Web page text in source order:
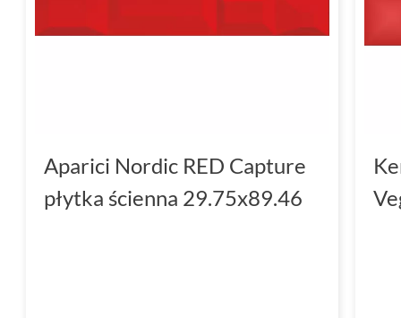
Aparici Nordic RED Capture
płytka ścienna 29.75x89.46